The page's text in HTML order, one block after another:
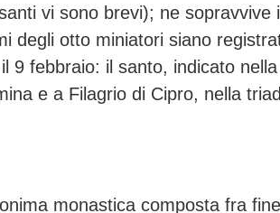
vi sono brevi); ne sopravvive
degli otto miniatori siano
febbraio: il santo, indicato
e a Filagrio di Cipro, nella
monastica composta fra